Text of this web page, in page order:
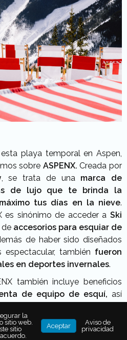
playa temporal en Aspen,
sobre ASPENX. Creada por
, se trata de una marca de
de lujo que te brinda la
tus días en la nieve.
es sinónimo de acceder a Ski
de accesorios para esquiar de
de haber sido diseñados
también fueron
en deportes invernales.
también incluye beneficios
de equipo de esquí, así
esperas tu ascenso
la
sitio web.
sitio
Aceptar
Aviso de
privacidad